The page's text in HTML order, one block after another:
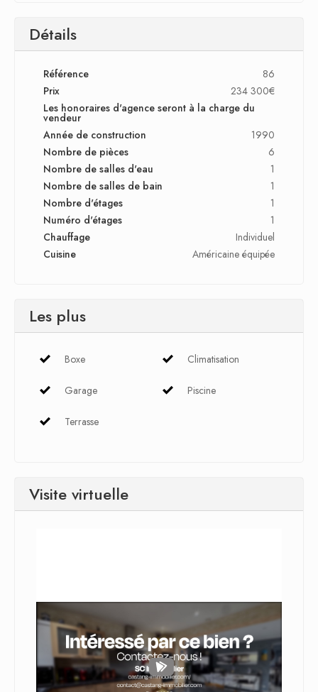
Détails
Référence
86
Prix
234 300€
Les honoraires d'agence seront à la charge du
vendeur
Année de construction
1990
Nombre de pièces
6
Nombre de salles d'eau
1
Nombre de salles de bain
1
Nombre d'étages
1
Numéro d'étages
1
Chauffage
Individuel
Cuisine
Américaine équipée
Les plus
Boxe Climatisation
Garage Piscine
Terrasse
Visite virtuelle